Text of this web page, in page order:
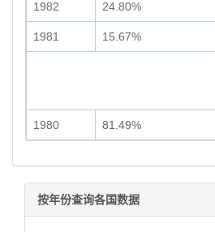
1982 24.80%
1981 15.67%
1980 81.49%
按年份查询各国数据